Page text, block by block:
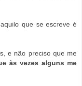
que se escreve é
e não preciso que me
às vezes alguns me